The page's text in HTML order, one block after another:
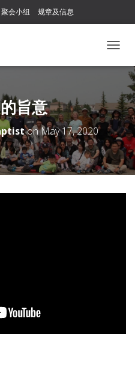
聚会小组 规章及信息
O
E
N
A
V
I
G
T
旨意
onMay 17, 2020